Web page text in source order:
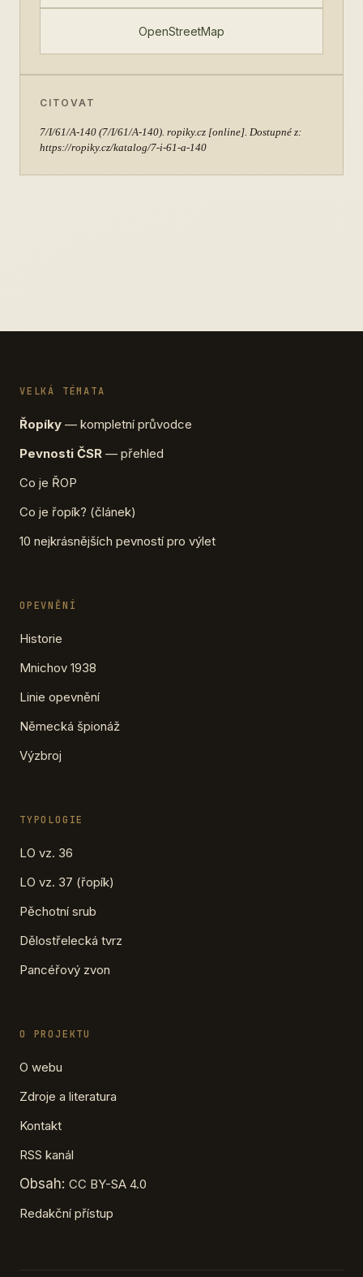
OpenStreetMap
CITOVAT
7/I/61/A-140 (7/I/61/A-140). ropiky.cz [online]. Dostupné z:
https://ropiky.cz/katalog/7-i-61-a-140
VELKÁ TÉMATA
Řopíky — kompletní průvodce
Pevnosti ČSR — přehled
Co je ŘOP
Co je řopík? (článek)
10 nejkrásnějších pevností pro výlet
OPEVNĚNÍ
Historie
Mnichov 1938
Linie opevnění
Německá špionáž
Výzbroj
TYPOLOGIE
LO vz. 36
LO vz. 37 (řopík)
Pěchotní srub
Dělostřelecká tvrz
Pancéřový zvon
O PROJEKTU
O webu
Zdroje a literatura
Kontakt
RSS kanál
Obsah: CC BY-SA 4.0
Redakční přístup